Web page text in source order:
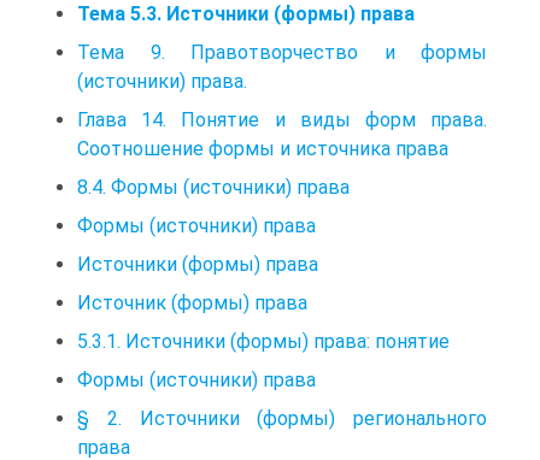
Тема 5.3. Источники (формы) права
Тема 9. Правотворчество и формы
(источники) права.
Глава 14. Понятие и виды форм права.
Соотношение формы и источника права
8.4. Формы (источники) права
Формы (источники) права
Источники (формы) права
Источник (формы) права
5.3.1. Источники (формы) права: понятие
Формы (источники) права
§ 2. Источники (формы) регионального
права